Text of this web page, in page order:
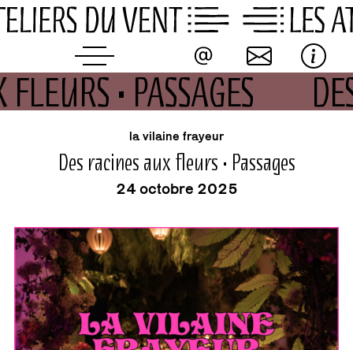
Skip
to
• PASSAGES
événement
la vilaine frayeur
Des racines aux fleurs • Passages
24 octobre 2025